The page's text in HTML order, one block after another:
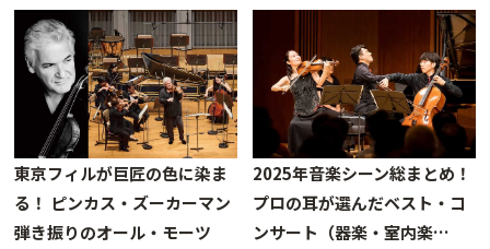
東京フィルが巨匠の色に染ま
る！ ピンカス・ズーカーマン
弾き振りのオール・モーツ
2025年音楽シーン総まとめ！
プロの耳が選んだベスト・コ
ンサート（器楽・室内楽…